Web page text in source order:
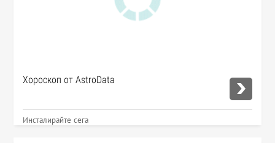
Хороскоп от AstroData
Инсталирайте сега